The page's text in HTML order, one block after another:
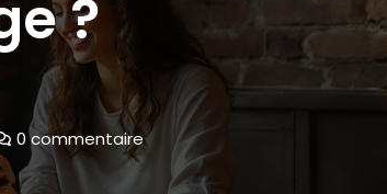
?
0 commentaire